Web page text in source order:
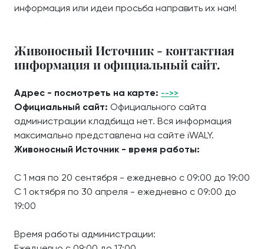
информация или идеи просьба направить их нам!
Живоносный Источник - контактная
информация и официальный сайт.
Адрес - посмотреть на карте: -->>
Официальный сайт: Официального сайта
администрации кладбища нет. Вся информация
максимально представлена на сайте iWALY.
Живоносный Источник - время работы:
С 1 мая по 20 сентября - ежедневно с 09:00 до 19:00
С 1 октября по 30 апреля - ежедневно с 09:00 до
19:00
Время работы администрации: